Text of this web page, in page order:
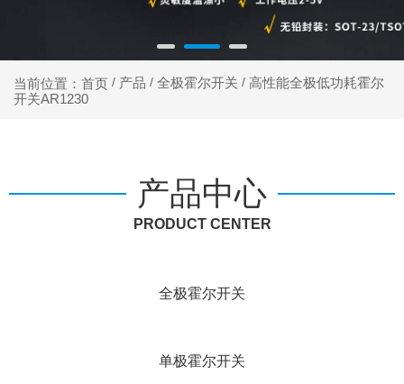
当前位置：首页 / 产品 / 全极霍尔开关 / 高性能全极低功耗霍尔
开关AR1230
产品中心
PRODUCT CENTER
全极霍尔开关
单极霍尔开关